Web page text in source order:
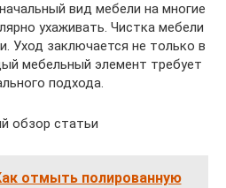
вид мебели на многие
ухаживать. Чистка мебели
Уход заключается не только в
мебельный элемент требует
подхода.
обзор статьи
отмыть полированную